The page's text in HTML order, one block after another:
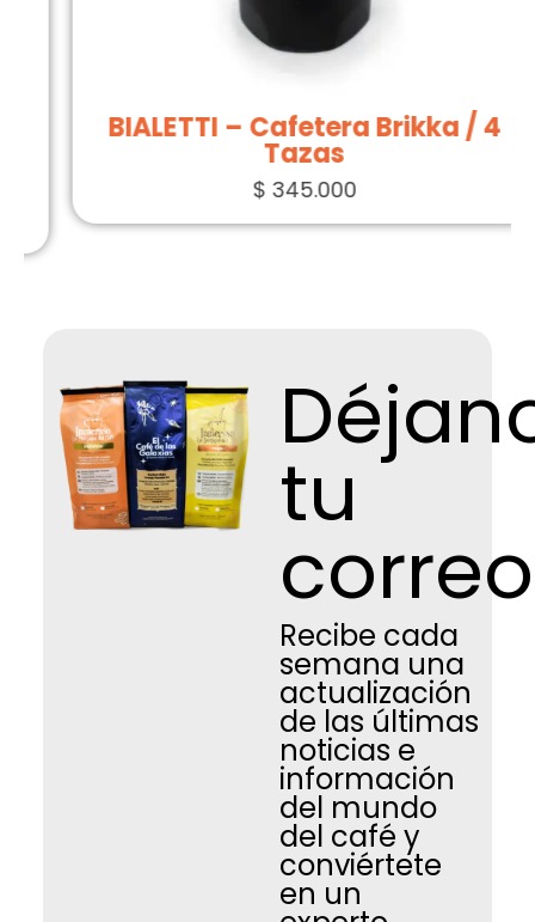
BIALETTI – Cafetera Brikka / 4
Tazas
345.000
tu
correo
Recibe cada
semana una
actualización
de las últimas
noticias e
información
del mundo
del café y
conviértete
en un